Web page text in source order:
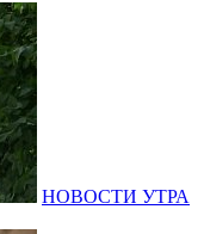
НОВОСТИ УТРА